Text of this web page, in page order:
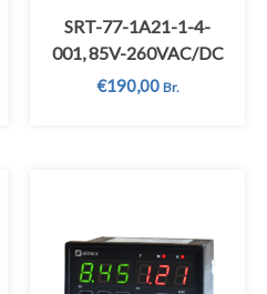
SRT-77-1A21-1-4-
001, 85V-260VAC/DC
€190,00 Br.